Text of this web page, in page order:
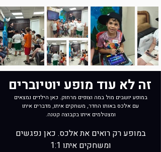
זה לא עוד מופע יוטיוברים
במופע יושבים מול במה וצופים מרחוק. כאן הילדים נמצאים
עם אלכס באותו החדר, משחקים איתו, מדברים איתו
ומצטלמים איתו בקבוצה קטנה.
במופע רק רואים את אלכס. כאן נפגשים
ומשחקים איתו 1:1